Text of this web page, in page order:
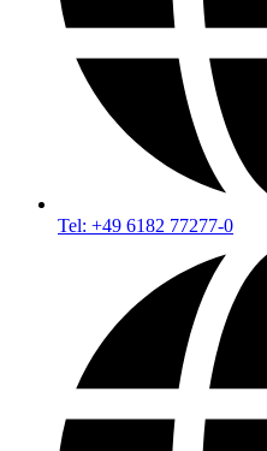
Tel: +49 6182 77277-0